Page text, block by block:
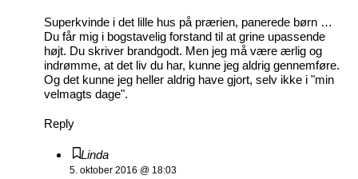
Superkvinde i det lille hus på prærien, panerede børn …
Du får mig i bogstavelig forstand til at grine upassende
højt. Du skriver brandgodt. Men jeg må være ærlig og
indrømme, at det liv du har, kunne jeg aldrig gennemføre.
Og det kunne jeg heller aldrig have gjort, selv ikke i "min
velmagts dage".
Reply
Linda
5. oktober 2016 @ 18:03